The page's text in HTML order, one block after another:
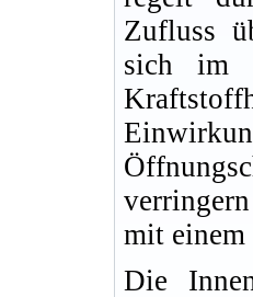
Zufluss
sich im
mit einem
Die